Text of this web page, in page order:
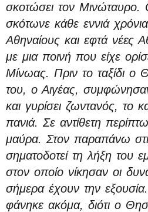
σκοτώσει τον
σκότωνε κάθε εννιά
Αθηναίους και εφτά νέες
με μια ποινή που είχε
Μίνωας. Πριν το ταξίδι ο
του, ο Αιγέας,
και γυρίσει ζωντανός, το
πανιά. Σε αντίθετη
μαύρα. Στον παραπάνω
σηματοδοτεί τη λήξη του
στον οποίο νίκησαν οι
σήμερα έχουν την
φάνηκε ακόμα, διότι ο